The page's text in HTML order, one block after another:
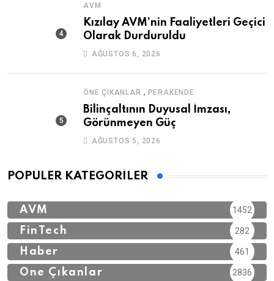
AVM
Kızılay AVM’nin Faaliyetleri Geçici
Olarak Durduruldu
AĞUSTOS 6, 2026
ÖNE ÇIKANLAR , PERAKENDE
Bilinçaltının Duyusal İmzası,
Görünmeyen Güç
AĞUSTOS 5, 2026
POPÜLER KATEGORILER
AVM 1452
FinTech 282
Haber 461
Öne Çıkanlar 2836